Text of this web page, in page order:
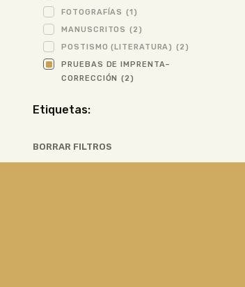
FOTOGRAFÍAS (1)
MANUSCRITOS (2)
POSTISMO (LITERATURA) (2)
PRUEBAS DE IMPRENTA–
CORRECCIÓN (2)
Etiquetas:
BORRAR FILTROS